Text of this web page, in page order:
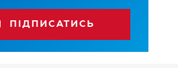
ПІДПИСАТИСЬ